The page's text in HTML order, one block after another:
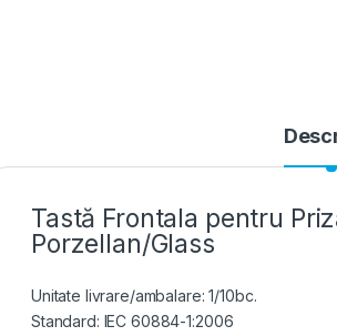
Tastă Frontala pentru
Porzellan/Glass
Unitate livrare/ambalare: 1/10bc.
Standard: IEC 60884-1:2006